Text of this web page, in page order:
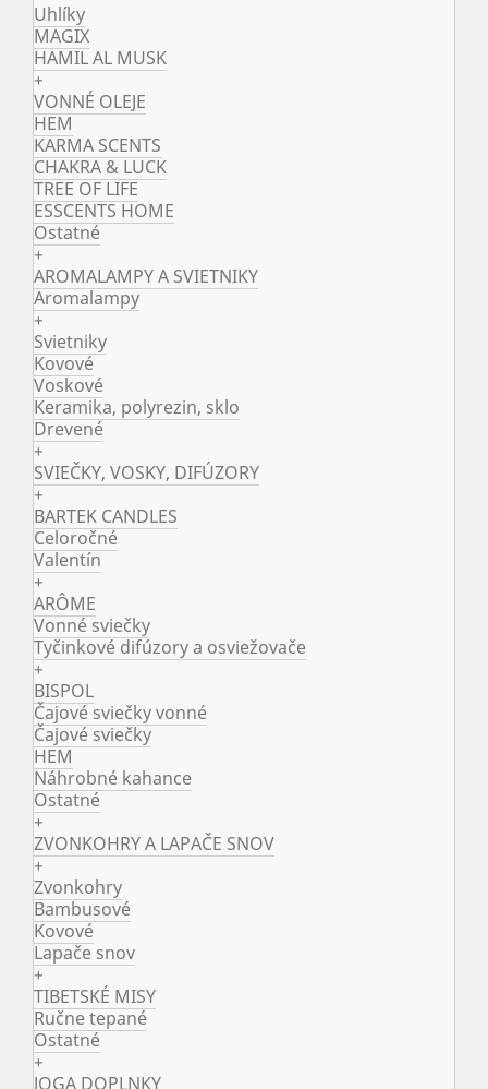
Uhlíky
MAGIX
HAMIL AL MUSK
+
VONNÉ OLEJE
HEM
KARMA SCENTS
CHAKRA & LUCK
TREE OF LIFE
ESSCENTS HOME
Ostatné
+
AROMALAMPY A SVIETNIKY
Aromalampy
+
Svietniky
Kovové
Voskové
Keramika, polyrezin, sklo
Drevené
+
SVIEČKY, VOSKY, DIFÚZORY
+
BARTEK CANDLES
Celoročné
Valentín
+
ARÔME
Vonné sviečky
Tyčinkové difúzory a osviežovače
+
BISPOL
Čajové sviečky vonné
Čajové sviečky
HEM
Náhrobné kahance
Ostatné
+
ZVONKOHRY A LAPAČE SNOV
+
Zvonkohry
Bambusové
Kovové
Lapače snov
+
TIBETSKÉ MISY
Ručne tepané
Ostatné
+
JOGA DOPLNKY